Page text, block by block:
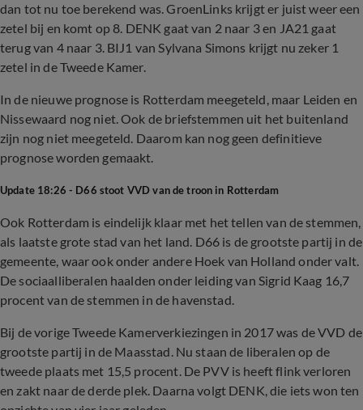
dan tot nu toe berekend was. GroenLinks krijgt er juist weer een
zetel bij en komt op 8. DENK gaat van 2 naar 3 en JA21 gaat
terug van 4 naar 3. BIJ1 van Sylvana Simons krijgt nu zeker 1
zetel in de Tweede Kamer.
In de nieuwe prognose is Rotterdam meegeteld, maar Leiden en
Nissewaard nog niet. Ook de briefstemmen uit het buitenland
zijn nog niet meegeteld. Daarom kan nog geen definitieve
prognose worden gemaakt.
Update 18:26 - D66 stoot VVD van de troon in Rotterdam
Ook Rotterdam is eindelijk klaar met het tellen van de stemmen,
als laatste grote stad van het land. D66 is de grootste partij in de
gemeente, waar ook onder andere Hoek van Holland onder valt.
De sociaalliberalen haalden onder leiding van Sigrid Kaag 16,7
procent van de stemmen in de havenstad.
Bij de vorige Tweede Kamerverkiezingen in 2017 was de VVD de
grootste partij in de Maasstad. Nu staan de liberalen op de
tweede plaats met 15,5 procent. De PVV is heeft flink verloren
en zakt naar de derde plek. Daarna volgt DENK, die iets won ten